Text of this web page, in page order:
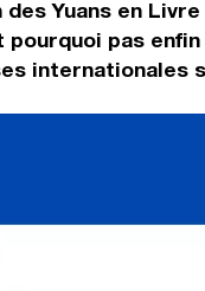
Yuans en
pourquoi pas
internationales